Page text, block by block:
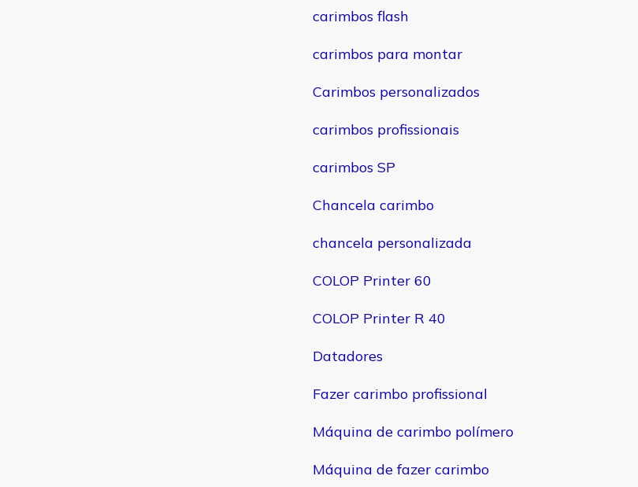
carimbos flash
carimbos para montar
Carimbos personalizados
carimbos profissionais
carimbos SP
Chancela carimbo
chancela personalizada
COLOP Printer 60
COLOP Printer R 40
Datadores
Fazer carimbo profissional
Máquina de carimbo polímero
Máquina de fazer carimbo